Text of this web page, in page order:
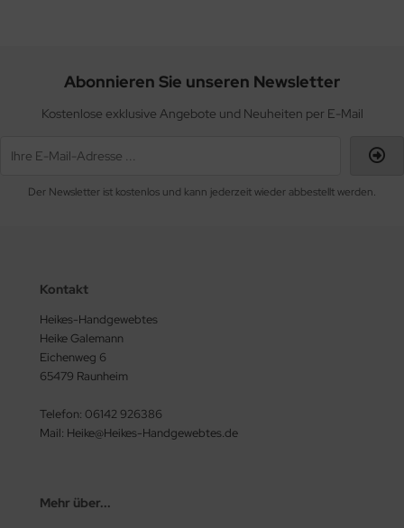
Abonnieren Sie unseren Newsletter
Kostenlose exklusive Angebote und Neuheiten per E-Mail
Der Newsletter ist kostenlos und kann jederzeit wieder abbestellt werden.
Kontakt
Heikes-Handgewebtes
Heike Galemann
Eichenweg 6
65479 Raunheim
Telefon: 06142 926386
Mail: Heike@Heikes-Handgewebtes.de
Mehr über...